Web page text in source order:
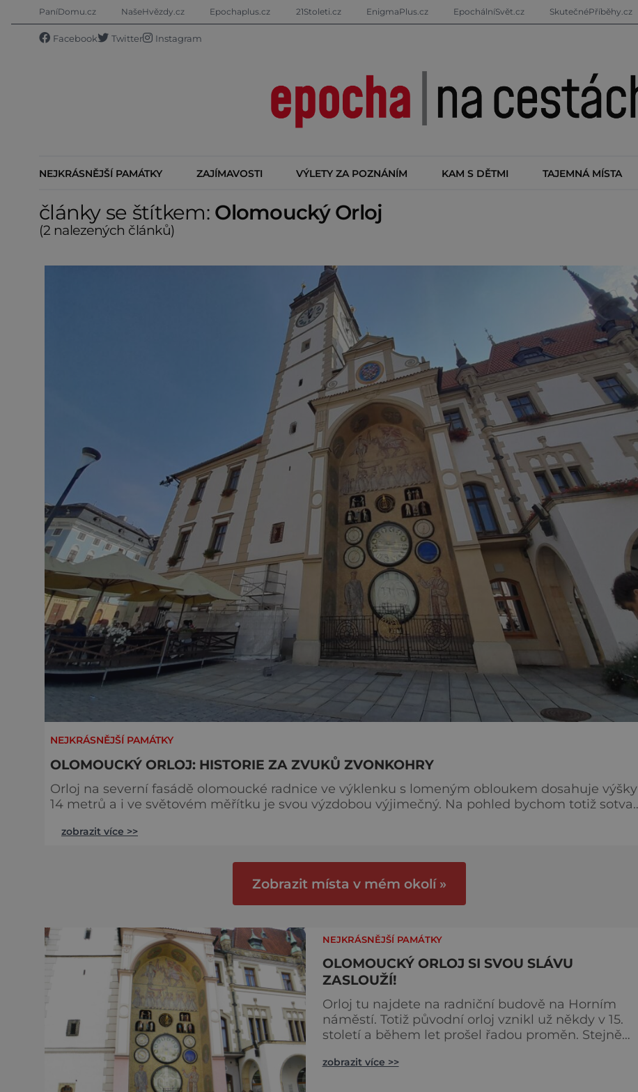
PaníDomu.cz NašeHvězdy.cz Epochaplus.cz 21Stoleti.cz EnigmaPlus.cz EpochálníSvět.cz SkutečnéPříběhy.cz
Facebook Twitter Instagram
NEJKRÁSNĚJŠÍ PAMÁTKY ZAJÍMAVOSTI VÝLETY ZA POZNÁNÍM KAM S DĚTMI TAJEMNÁ MÍSTA
články se štítkem: Olomoucký Orloj
(2 nalezených článků)
NEJKRÁSNĚJŠÍ PAMÁTKY
OLOMOUCKÝ ORLOJ: HISTORIE ZA ZVUKŮ ZVONKOHRY
Orloj na severní fasádě olomoucké radnice ve výklenku s lomeným obloukem dosahuje výšky
14 metrů a i ve světovém měřítku je svou výzdobou výjimečný. Na pohled bychom totiž sotva
olomoucké radnice vznikl současně s budovou, nebo o něco později. Sama radnice, která
zobrazit více >>
Zobrazit místa v mém okolí »
NEJKRÁSNĚJŠÍ PAMÁTKY
OLOMOUCKÝ ORLOJ SI SVOU SLÁVU
ZASLOUŽÍ!
Orloj tu najdete na radniční budově na Horním
náměstí. Totiž původní orloj vznikl už někdy v 15.
století a během let prošel řadou proměn. Stejně
tvůrci, který byl oslepen, aby nemohl udělat jiný.
zobrazit více >>